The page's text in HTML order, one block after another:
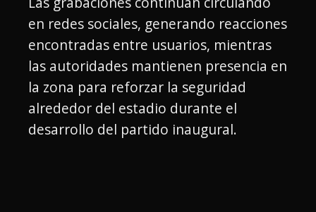
en redes sociales, generando reacciones
encontradas entre usuarios, mientras
las autoridades mantienen presencia en
la zona para reforzar la seguridad
alrededor del estadio durante el
desarrollo del partido inaugural.